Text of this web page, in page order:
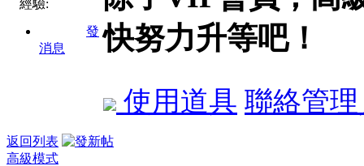
經驗:
發
消息
快努力升等吧！
使用道具 聯絡管
返回列表
高級模式